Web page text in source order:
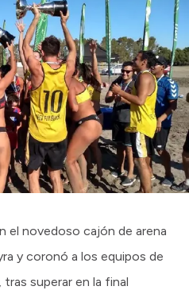
el novedoso cajón de arena
y coronó a los equipos de
superar en la final